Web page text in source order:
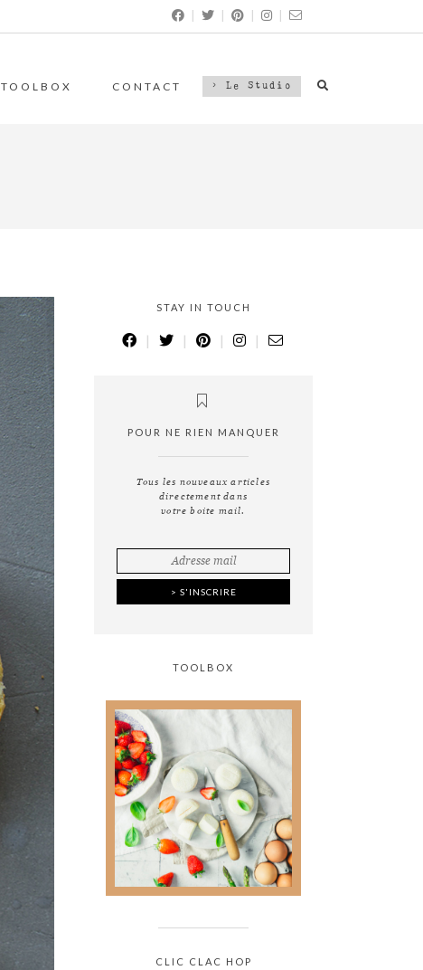
| | | |
TOOLBOX CONTACT > Le Studio
STAY IN TOUCH
| | | |
POUR NE RIEN MANQUER
Tous les nouveaux articles
directement dans
votre boite mail.
TOOLBOX
Tout ce que vous avez
toujours voulu savoir
sur
la photographie
culinaire sans jamais
oser le demander !
CLIC CLAC HOP